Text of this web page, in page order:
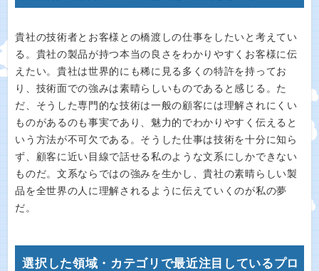
貴社の技術者とお客様との橋渡しの仕事をしたいと考えてい
る。貴社の製品が持つ本当の良さをわかりやすくお客様に伝
えたい。貴社は世界的にも稀に見る多くの特許を持ってお
り、技術面での強みは素晴らしいものであると感じる。た
だ、そうした専門的な技術は一般の顧客には理解されにくい
ものがあるのも事実であり、魅力的でわかりやすく伝えると
いう方法が不可欠である。そうした仕事は技術を十分に知ら
ず、顧客に近い目線で話せる私のような文系にしかできない
ものだ。文系ならではの強みを生かし、貴社の素晴らしい製
品を全世界の人に理解されるように伝えていくのが私の夢
だ。
選択した領域・カテゴリで最近注目しているプロ